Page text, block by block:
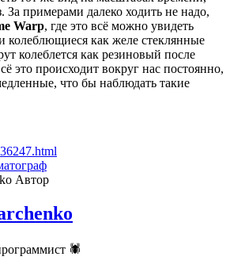
За примерами далеко ходить не надо,
Warp, где это всё можно увидеть
колеблющиеся как желе стеклянные
колеблется как резиновый после
это происходит вокруг нас постоянно,
что бы наблюдать такие
36247.html
Автор
🕷